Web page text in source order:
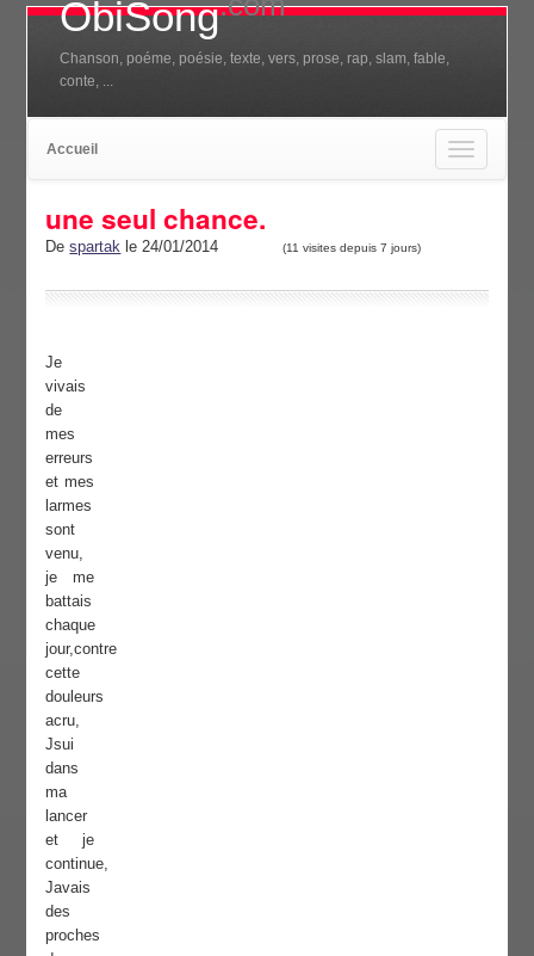
ObiSong
Chanson, poéme, poésie, texte, vers, prose, rap, slam, fable,
conte, ...
Toggle
navigation
Accueil
une seul chance.
Despartak le 24/01/2014 (11 visites depuis 7 jours)
Je
vivais
de
mes
erreurs
et mes
larmes
sont
venu,
je me
battais
chaque
jour,contre
cette
douleurs
acru,
Jsui
dans
ma
lancer
et je
continue,
Javais
des
proches